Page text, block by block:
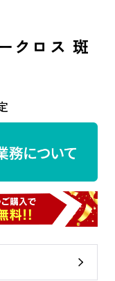
クロス 斑